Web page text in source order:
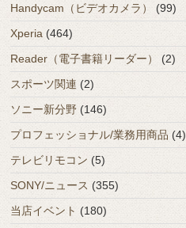
Handycam（ビデオカメラ）
(99)
Xperia (464)
Reader（電子書籍リーダー）
(2)
スポーツ関連 (2)
ソニー新分野 (146)
プロフェッショナル/業務用商品 (4)
テレビリモコン (5)
SONY/ニュース (355)
当店イベント (180)